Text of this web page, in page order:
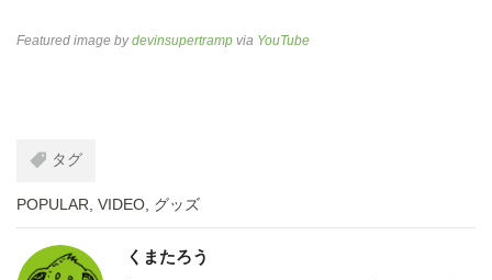
Featured image bydevinsupertramp via YouTube
タグ
POPULAR, VIDEO, グッズ
くまたろう